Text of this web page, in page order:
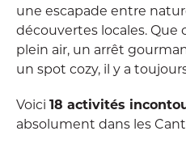
une escapade entre
découvertes locales. Que
plein air, un arrêt
un spot cozy, il y a
Voici 18 activités
absolument dans les